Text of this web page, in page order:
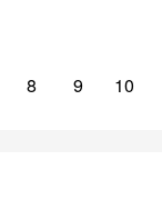
8 9 10